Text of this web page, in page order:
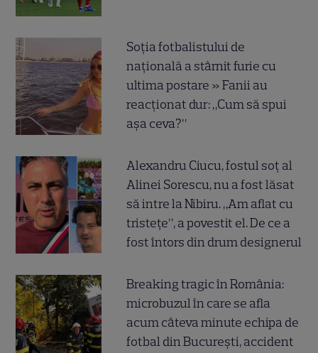
Soția fotbalistului de
națională a stârnit furie cu
ultima postare » Fanii au
reacționat dur: „Cum să spui
așa ceva?”
Alexandru Ciucu, fostul soț al
Alinei Sorescu, nu a fost lăsat
să intre la Nibiru. „Am aflat cu
tristețe”, a povestit el. De ce a
fost întors din drum designerul
Breaking tragic în România:
microbuzul în care se afla
acum câteva minute echipa de
fotbal din București, accident